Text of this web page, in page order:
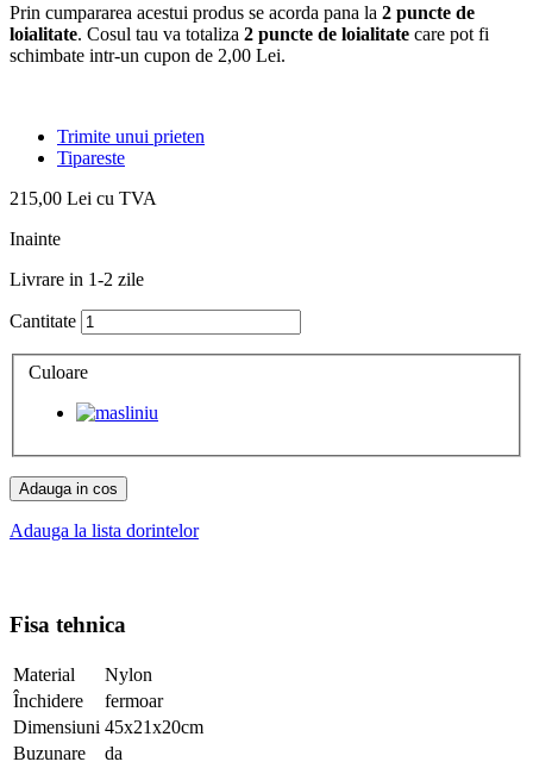
Prin cumpararea acestui produs se acorda pana la 2 puncte de
loialitate. Cosul tau va totaliza 2 puncte de loialitate care pot fi
schimbate intr-un cupon de 2,00 Lei.
Trimite unui prieten
Tipareste
215,00 Lei cu TVA
Inainte
Livrare in 1-2 zile
Cantitate
Culoare
Adauga in cos
Adauga la lista dorintelor
Fisa tehnica
Material
Nylon
Închidere
fermoar
Dimensiuni 45x21x20cm
Buzunare
da